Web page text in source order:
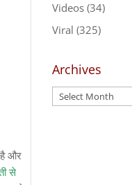
है और
से
Videos(34)
Viral (325)
Archives
Archives